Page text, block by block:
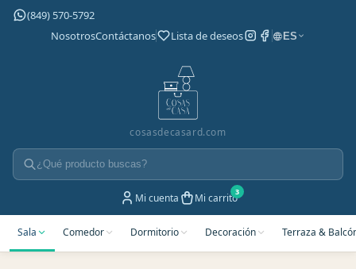
(849) 570-5792
NosotrosContáctanos Lista de deseos ES
cosasdecasard.com
Mi cuenta Mi carrito
Sala Comedor Dormitorio Decoración Terraza &